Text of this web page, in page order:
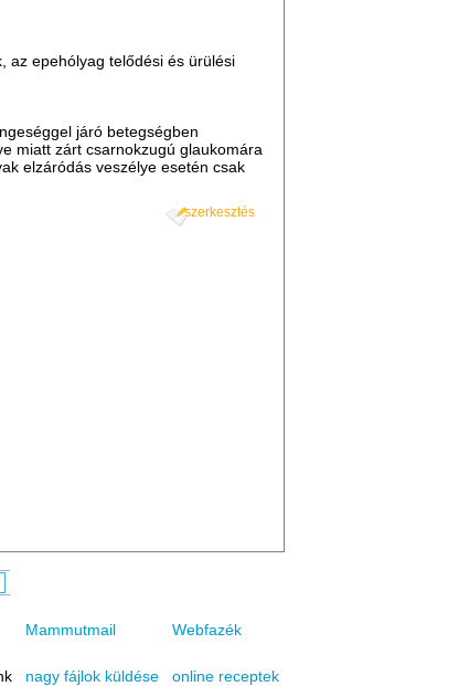
az epehólyag telődési és ürülési
járó betegségben
miatt zárt csarnokzugú glaukomára
elzáródás veszélye esetén csak
szerkesztés
Mammutmail Webfazék
nagy fájlok küldése online receptek